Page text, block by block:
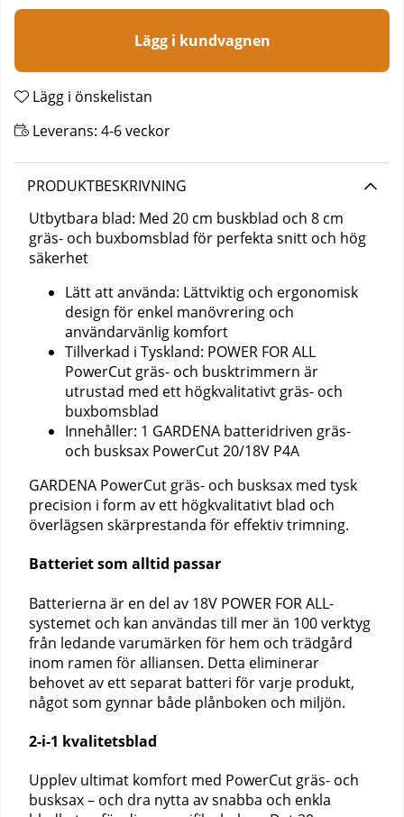
Lägg i kundvagnen
Lägg i önskelistan
Leverans: 4-6 veckor
PRODUKTBESKRIVNING
Utbytbara blad: Med 20 cm buskblad och 8 cm
gräs- och buxbomsblad för perfekta snitt och hög
säkerhet
Lätt att använda: Lättviktig och ergonomisk
design för enkel manövrering och
användarvänlig komfort
Tillverkad i Tyskland: POWER FOR ALL
PowerCut gräs- och busktrimmern är
utrustad med ett högkvalitativt gräs- och
buxbomsblad
Innehåller: 1 GARDENA batteridriven gräs-
och busksax PowerCut 20/18V P4A
GARDENA PowerCut gräs- och busksax med tysk
precision i form av ett högkvalitativt blad och
överlägsen skärprestanda för effektiv trimning.
Batteriet som alltid passar
Batterierna är en del av 18V POWER FOR ALL-
systemet och kan användas till mer än 100 verktyg
från ledande varumärken för hem och trädgård
inom ramen för alliansen. Detta eliminerar
behovet av ett separat batteri för varje produkt,
något som gynnar både plånboken och miljön.
2-i-1 kvalitetsblad
Upplev ultimat komfort med PowerCut gräs- och
busksax – och dra nytta av snabba och enkla